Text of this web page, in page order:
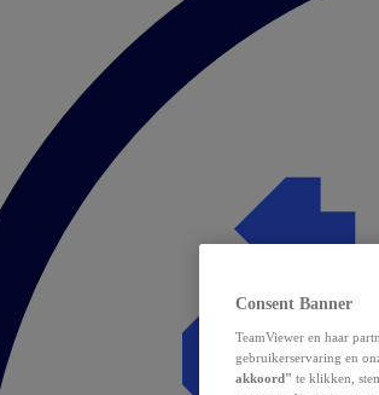
Consent Banner
TeamViewer en haar
gebruikerservaring en
akkoord" te klikken,